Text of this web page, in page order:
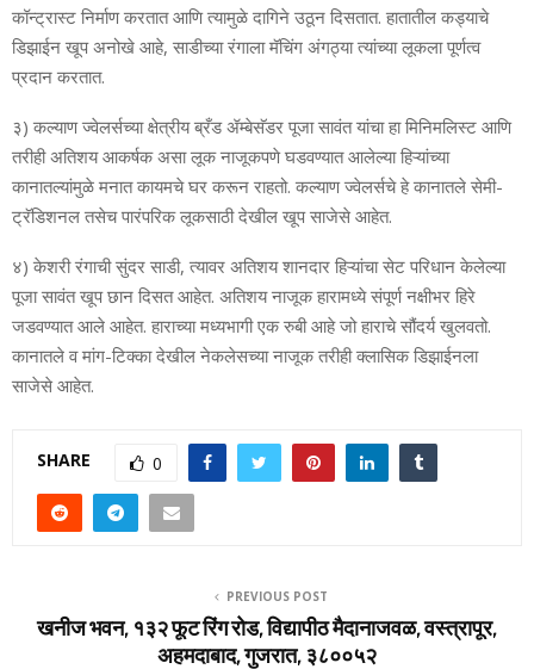
कॉन्ट्रास्ट निर्माण करतात आणि त्यामुळे दागिने उठून दिसतात. हातातील कड्याचे
डिझाईन खूप अनोखे आहे, साडीच्या रंगाला मॅचिंग अंगठ्या त्यांच्या लूकला पूर्णत्व
प्रदान करतात.
३) कल्याण ज्वेलर्सच्या क्षेत्रीय ब्रँड ॲम्बेसॅडर पूजा सावंत यांचा हा मिनिमलिस्ट आणि
तरीही अतिशय आकर्षक असा लूक नाजूकपणे घडवण्यात आलेल्या हिऱ्यांच्या
कानातल्यांमुळे मनात कायमचे घर करून राहतो. कल्याण ज्वेलर्सचे हे कानातले सेमी-
ट्रॅडिशनल तसेच पारंपरिक लूकसाठी देखील खूप साजेसे आहेत.
४) केशरी रंगाची सुंदर साडी, त्यावर अतिशय शानदार हिऱ्यांचा सेट परिधान केलेल्या
पूजा सावंत खूप छान दिसत आहेत. अतिशय नाजूक हारामध्ये संपूर्ण नक्षीभर हिरे
जडवण्यात आले आहेत. हाराच्या मध्यभागी एक रुबी आहे जो हाराचे सौंदर्य खुलवतो.
कानातले व मांग-टिक्का देखील नेकलेसच्या नाजूक तरीही क्लासिक डिझाईनला
साजेसे आहेत.
SHARE 0
PREVIOUS POST
खनीज भवन, १३२ फूट रिंग रोड, विद्यापीठ मैदानाजवळ, वस्त्रापूर,
अहमदाबाद, गुजरात, ३८००५२